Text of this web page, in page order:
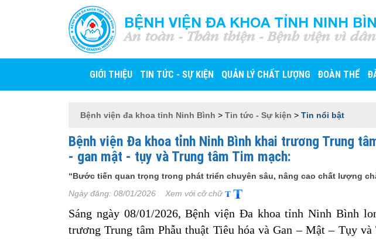
BỆNH VIỆN ĐA KHOA TỈNH NINH
An toàn - Thân thiện - Bệnh viện vì dân
GIỚI THIỆU TIN TỨC - SỰ KIỆN QUẢN LÝ CHẤT LƯỢNG ĐOÀN THỂ
Bệnh viện đa khoa tỉnh Ninh Bình > Tin tức - Sự kiện > Tin nổi bật
Bệnh viện Đa khoa tỉnh Ninh Bình khai trương Trung
- gan mật - tụy và Trung tâm Tim mạch:
“Bước tiến quan trọng trong phát triển chuyên sâu, nâng cao chất lượng
Ngày đăng: 08/01/2026 Xem với cỡ chữ
Sáng ngày 08/01/2026, Bệnh viện Đa khoa tỉnh Ninh Bình
trương Trung tâm Phẫu thuật Tiêu hóa và Gan – Mật – Tụy